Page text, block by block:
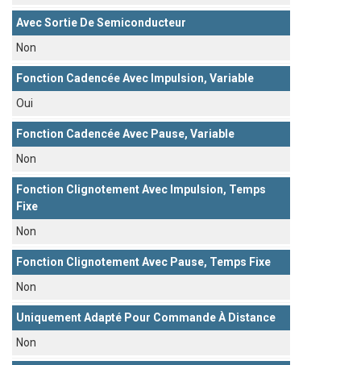
Avec Sortie De Semiconducteur
Non
Fonction Cadencée Avec Impulsion, Variable
Oui
Fonction Cadencée Avec Pause, Variable
Non
Fonction Clignotement Avec Impulsion, Temps
Fixe
Non
Fonction Clignotement Avec Pause, Temps Fixe
Non
Uniquement Adapté Pour Commande À Distance
Non